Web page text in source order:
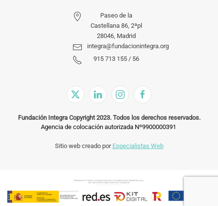
Paseo de la
Castellana 86, 2ªpl
28046, Madrid
integra@fundacionintegra.org
915 713 155 / 56
Fundación Integra Copyright 2023. Todos los derechos reservados.
Agencia de colocación autorizada Nº9900000391
Sitio web creado por Especialistas Web